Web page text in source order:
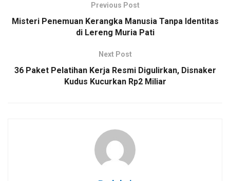
Previous Post
Misteri Penemuan Kerangka Manusia Tanpa Identitas
di Lereng Muria Pati
Next Post
36 Paket Pelatihan Kerja Resmi Digulirkan, Disnaker
Kudus Kucurkan Rp2 Miliar